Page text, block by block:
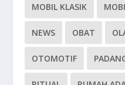
MOBIL KLASIK
NEWS OBAT
OTOMOTIF